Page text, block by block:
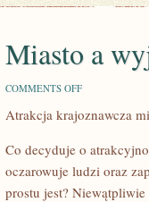
Miasto a
COMMENTS OFFON
A
WIEŚ
Atrakcja krajoznawcza
Co decyduje o
oczarowuje ludzi oraz
prostu jest?